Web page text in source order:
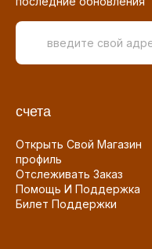
счета
Открыть Свой Магазин
профиль
Отслеживать Заказ
Помощь И Поддержка
Билет Поддержки